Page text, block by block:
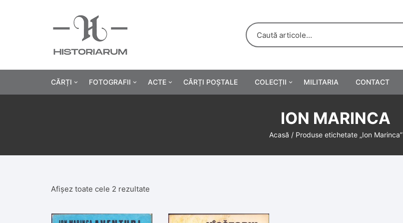
CĂRȚI
Industrie
Cărți religie
FOTOGRAFII ACTE
Hârtii cu antet
CĂRȚI POȘTALE COLECȚII
Reclame tipărite
Afișe
MILITARIA CONTACT
ION MARINCA
Acasă / Produse etichetate „Ion Marinca”
Afișez toate cele 2 rezultate